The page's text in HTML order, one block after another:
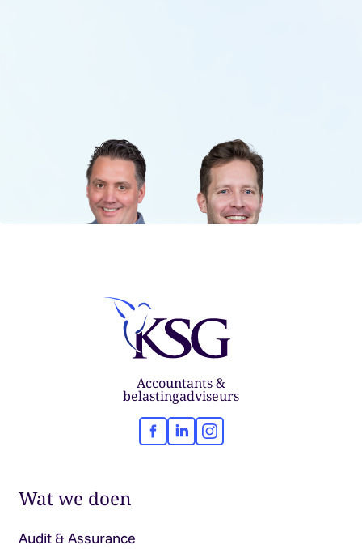
Accountants &
belastingadviseurs
Facebook
LinkedInInstagram
Wat we doen
Audit & Assurance